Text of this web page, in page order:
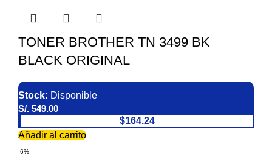
TONER BROTHER TN 3499 BK
BLACK ORIGINAL
Stock: Disponible
S/. 549.00
$164.24
Añadir al carrito
-6%